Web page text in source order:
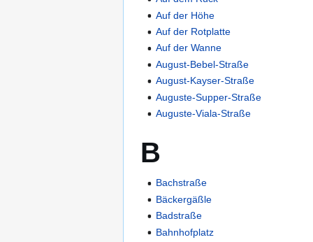
Auf der Höhe
Auf der Rotplatte
Auf der Wanne
August-Bebel-Straße
August-Kayser-Straße
Auguste-Supper-Straße
Auguste-Viala-Straße
B
Bachstraße
Bäckergäßle
Badstraße
Bahnhofplatz